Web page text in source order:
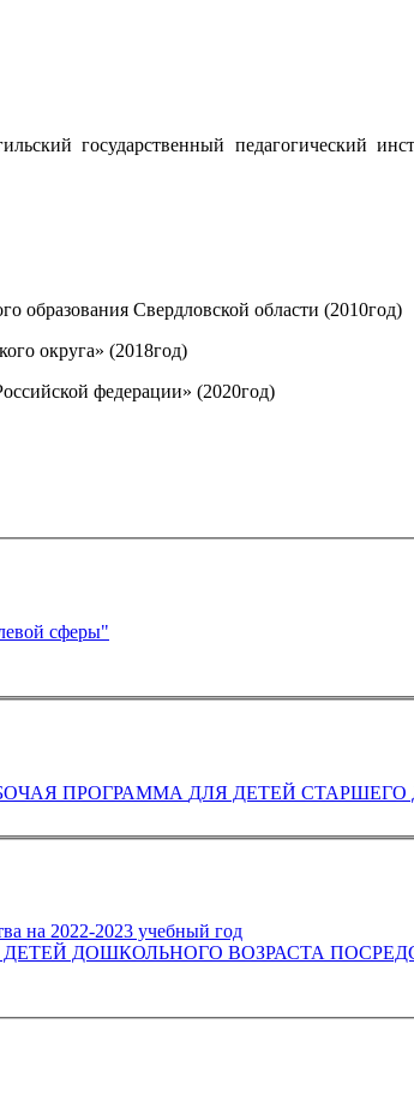
государственный педагогический
образования Свердловской области (2010год)
округа» (2018год)
федерации» (2020год)
сферы"
на 2022-2023 учебный год
ВОЗРАСТА ПОСРЕДСТВОМ ТЕХНОЛОГИИ ПРОЕКТНОЙ